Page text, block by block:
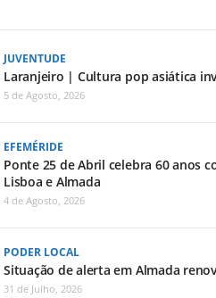
JUVENTUDE
Laranjeiro | Cultura pop asiática
5 de Agosto, 2026
EFEMÉRIDE
Ponte 25 de Abril celebra 60 anos
Lisboa e Almada
4 de Agosto, 2026
PODER LOCAL
Situação de alerta em Almada
31 de Julho, 2026